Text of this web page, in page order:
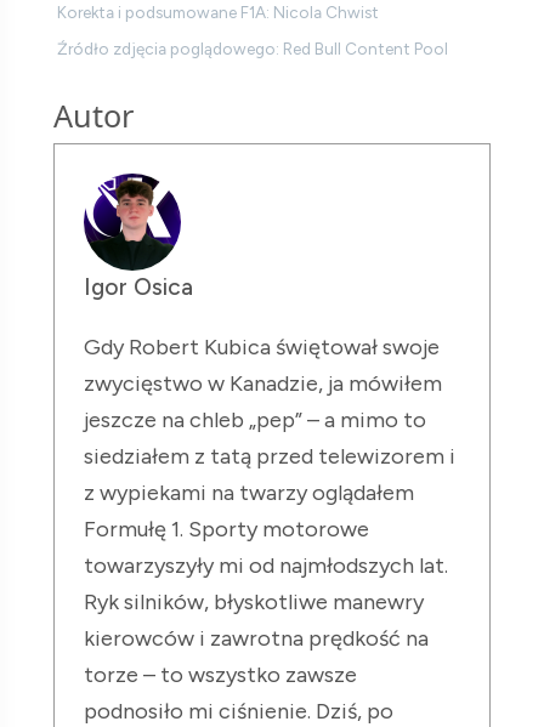
Korekta i podsumowane F1A: Nicola Chwist
Źródło zdjęcia poglądowego: Red Bull Content Pool
Autor
Igor Osica
Gdy Robert Kubica świętował swoje
zwycięstwo w Kanadzie, ja mówiłem
jeszcze na chleb „pep” – a mimo to
siedziałem z tatą przed telewizorem i
z wypiekami na twarzy oglądałem
Formułę 1. Sporty motorowe
towarzyszyły mi od najmłodszych lat.
Ryk silników, błyskotliwe manewry
kierowców i zawrotna prędkość na
torze – to wszystko zawsze
podnosiło mi ciśnienie. Dziś, po